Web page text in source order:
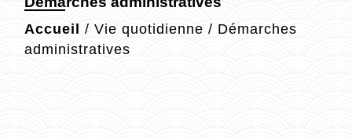
Accueil / Vie quotidienne / Démarches
administratives